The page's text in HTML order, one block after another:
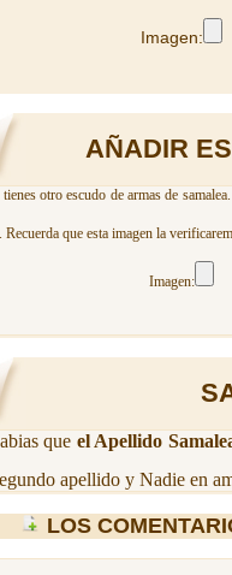
Imagen:
AÑADIR
otro escudo de armas de
Recuerda que esta imagen la
Imagen:
que el Apellido
apellido y Nadie en
LOS